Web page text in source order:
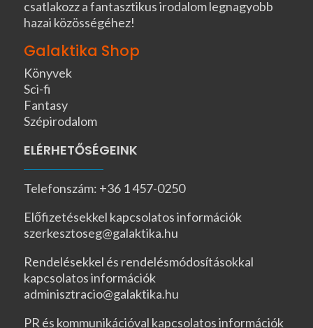
csatlakozz a fantasztikus irodalom legnagyobb
hazai közösségéhez!
Galaktika Shop
Könyvek
Sci-fi
Fantasy
Szépirodalom
ELÉRHETŐSÉGEINK
Telefonszám: +36 1 457-0250
Előfizetésekkel kapcsolatos információk
szerkesztoseg@galaktika.hu
Rendelésekkel és rendelésmódosításokkal
kapcsolatos információk
adminisztracio@galaktika.hu
PR és kommunikációval kapcsolatos információk